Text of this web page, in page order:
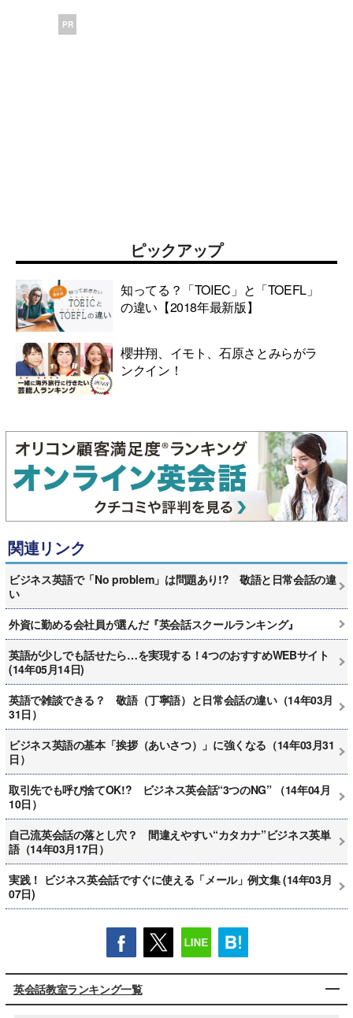
PR
ピックアップ
知ってる？「TOIEC」と「TOEFL」
の違い【2018年最新版】
櫻井翔、イモト、石原さとみらがラ
ンクイン！
関連リンク
ビジネス英語で「No problem」は問題あり!? 敬語と日常会話の違
い
外資に勤める会社員が選んだ『英会話スクールランキング』
英語が少しでも話せたら…を実現する！4つのおすすめWEBサイト
(14年05月14日)
英語で雑談できる？ 敬語（丁寧語）と日常会話の違い（14年03月
31日）
ビジネス英語の基本「挨拶（あいさつ）」に強くなる（14年03月31
日）
取引先でも呼び捨てOK!? ビジネス英会話“3つのNG” （14年04月
10日）
自己流英会話の落とし穴？ 間違えやすい“カタカナ”ビジネス英単
語（14年03月17日）
実践！ ビジネス英会話ですぐに使える「メール」例文集 (14年03月
07日)
英会話教室ランキング一覧